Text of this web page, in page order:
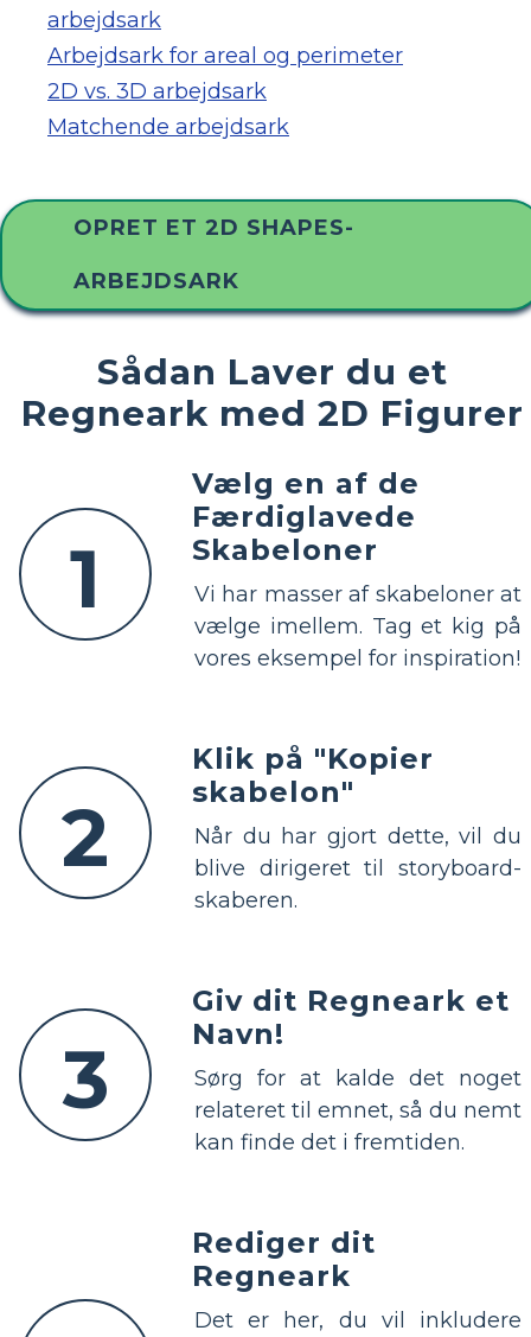
arbejdsark
Arbejdsark for areal og perimeter
2D vs. 3D arbejdsark
Matchende arbejdsark
OPRET ET 2D SHAPES-
ARBEJDSARK
Sådan Laver du et
Regneark med 2D Figurer
1
Vælg en af ​​de
Færdiglavede
Skabeloner
Vi har masser af skabeloner at
vælge imellem. Tag et kig på
vores eksempel for inspiration!
2
Klik på "Kopier
skabelon"
Når du har gjort dette, vil du
blive dirigeret til storyboard-
skaberen.
3
Giv dit Regneark et
Navn!
Sørg for at kalde det noget
relateret til emnet, så du nemt
kan finde det i fremtiden.
Rediger dit
Regneark
Det er her, du vil inkludere